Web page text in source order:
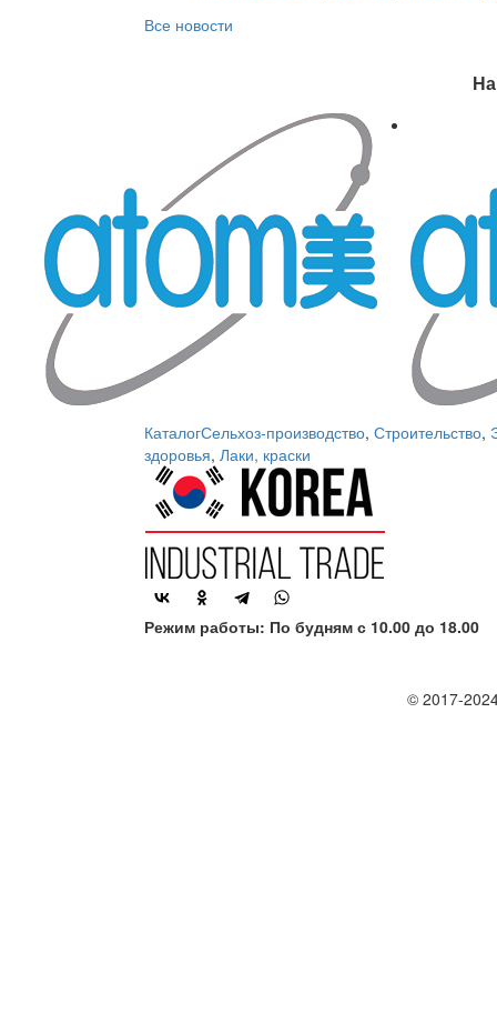
Все новости
КаталогСельхоз-производство, Строительство,
здоровья, Лаки, краски
Режим работы: По будням с 10.00 до 18.00
© 2017-